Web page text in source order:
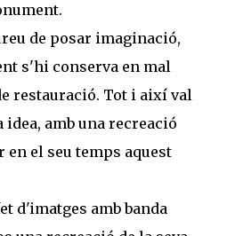
de posar imaginació,
s'hi conserva en mal
restauració. Tot i així val
idea, amb una recreació
en el seu temps aquest
d'imatges amb banda